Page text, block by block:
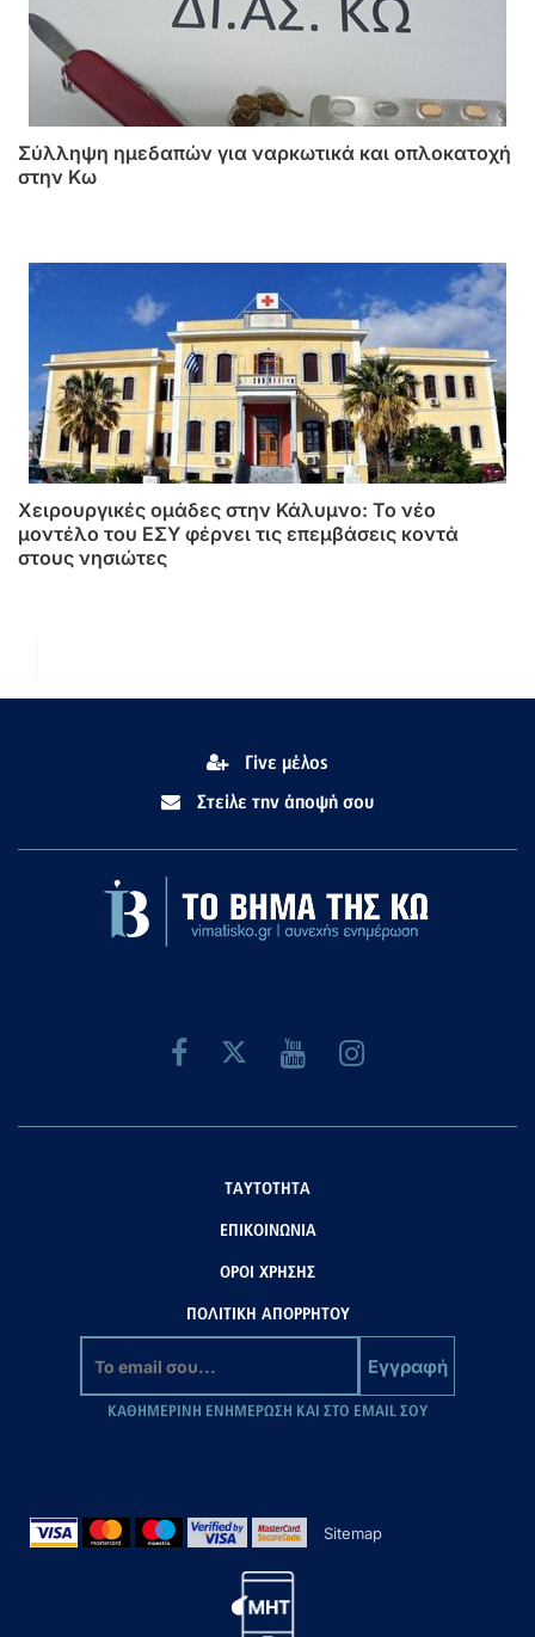
Σύλληψη ημεδαπών για ναρκωτικά και οπλοκατοχή
στην Κω
Χειρουργικές ομάδες στην Κάλυμνο: Το νέο
μοντέλο του ΕΣΥ φέρνει τις επεμβάσεις κοντά
στους νησιώτες
Γίνε μέλος
Στείλε την άποψή σου
ΤΑΥΤΟΤΗΤΑ
ΕΠΙΚΟΙΝΩΝΙΑ
ΟΡΟΙ ΧΡΗΣΗΣ
ΠΟΛΙΤΙΚΗ ΑΠΟΡΡΗΤΟΥ
Εγγραφή
ΚΑΘΗΜΕΡΙΝΗ ΕΝΗΜΕΡΩΣΗ ΚΑΙ ΣΤΟ EMAIL ΣΟΥ
Sitemap